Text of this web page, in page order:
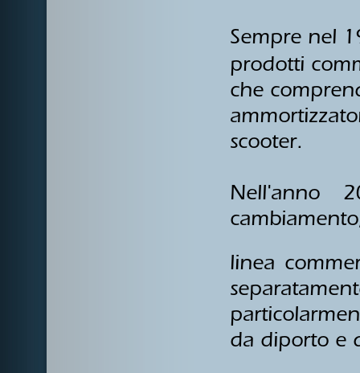
Sempre nel
prodotti
che
scooter.
Nell'anno
linea
da diporto e